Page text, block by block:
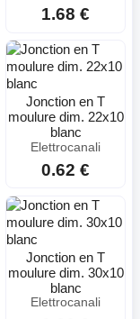
1.68 €
Jonction en T
moulure dim. 22x10
blanc
Elettrocanali
0.62 €
Jonction en T
moulure dim. 30x10
blanc
Elettrocanali